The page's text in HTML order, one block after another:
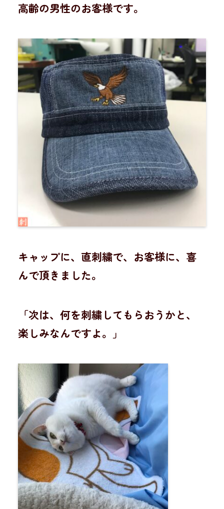
高齢の男性のお客様です。
キャップに、直刺繍で、お客様に、喜
んで頂きました。
「次は、何を刺繍してもらおうかと、
楽しみなんですよ。」